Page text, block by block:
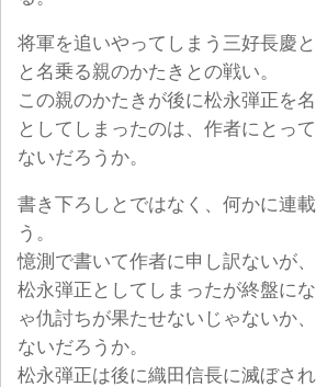
将軍を追いやってしまう三好長慶
と名乗る親のかたきとの戦い。
この親のかたきが後に松永弾正を
としてしまったのは、作者にとっ
ないだろうか。
書き下ろしとではなく、何かに連
う。
憶測で書いて作者に申し訳ないが
松永弾正としてしまったが終盤に
ゃ仇討ちが果たせないじゃないか
ないだろうか。
松永弾正は後に織田信長に滅ぼさ